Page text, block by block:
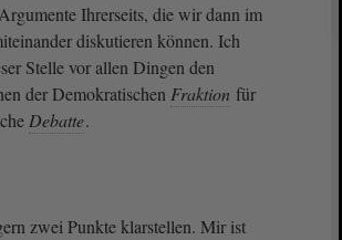
Ihrerseits, die wir dann im
diskutieren können. Ich
Stelle vor allen Dingen den
der Demokratischen Fraktion für
Debatte.
zwei Punkte klarstellen. Mir ist